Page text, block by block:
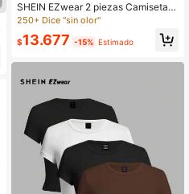
SHEIN EZwear 2 piezas Camiseta d
e manga larga con cremallera y patr
o para mujer, primavera/otoño
250+ Dice "sin olor"
$13.677 -15% Estimado